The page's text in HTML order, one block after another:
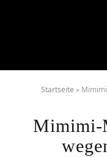
Startseite »
Mimimi-